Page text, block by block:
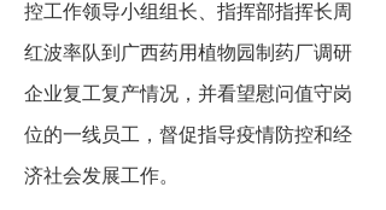
控工作领导小组组长、指挥部指挥长周
红波率队到广西药用植物园制药厂调研
企业复工复产情况，并看望慰问值守岗
位的一线员工，督促指导疫情防控和经
济社会发展工作。